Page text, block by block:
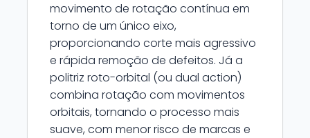
movimento de rotação contínua em
torno de um único eixo,
proporcionando corte mais agressivo
e rápida remoção de defeitos. Já a
politriz roto-orbital (ou dual action)
combina rotação com movimentos
orbitais, tornando o processo mais
suave, com menor risco de marcas e